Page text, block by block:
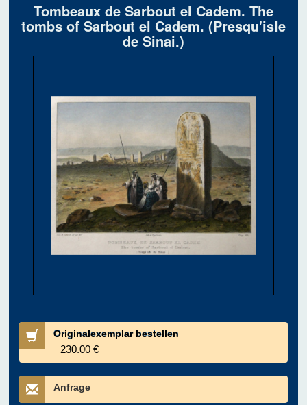
Tombeaux de Sarbout el Cadem. The
tombs of Sarbout el Cadem. (Presqu'isle
de Sinai.)
Originalexemplar bestellen
230.00 €
Anfrage